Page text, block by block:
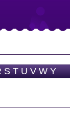
S T U V W Y